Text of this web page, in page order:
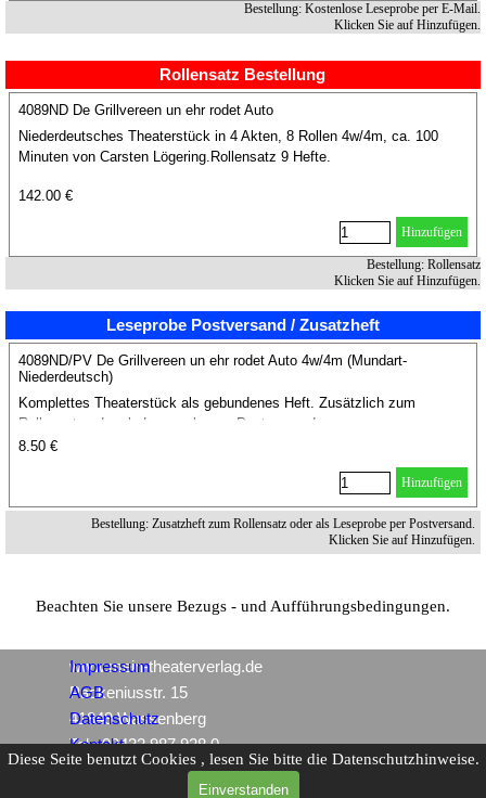
Bestellung: Kostenlose Leseprobe per E-Mail.
Klicken Sie auf Hinzufügen.
Rollensatz Bestellung
4089ND De Grillvereen un ehr rodet Auto
Niederdeutsches Theaterstück in 4 Akten, 8 Rollen 4w/4m, ca. 100
Minuten von Carsten Lögering.Rollensatz 9 Hefte.
142.00 €
Hinzufügen
Bestellung: Rollensatz
Klicken Sie auf Hinzufügen.
Leseprobe Postversand / Zusatzheft
4089ND/PV De Grillvereen un ehr rodet Auto 4w/4m (Mundart-
Niederdeutsch)
Komplettes Theaterstück als gebundenes Heft. Zusätzlich zum
Rollensatz oder als Leseprobe per Postversand.
8.50 €
Hinzufügen
Bestellung: Zusatzheft zum Rollensatz oder als Leseprobe per Postversand.
Klicken Sie auf Hinzufügen.
Beachten Sie unsere Bezugs - und Aufführungsbedingungen.
www.mein-theaterverlag.de
Packeniusstr. 15
41849 Wassenberg
Tel.: 02432 987 928 0
Impressum
AGB
Datenschutz
Kontakt
Diese Seite benutzt Cookies , lesen Sie bitte die Datenschutzhinweise.
Einverstanden